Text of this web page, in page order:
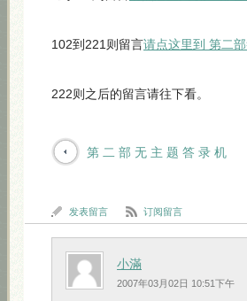
102到221则留言请点这里到 第二
222则之后的留言请往下看。
第 二 部 无 主 题 答 录 机
发表留言 订阅留言
小滿
2007年03月02日 10:51下午